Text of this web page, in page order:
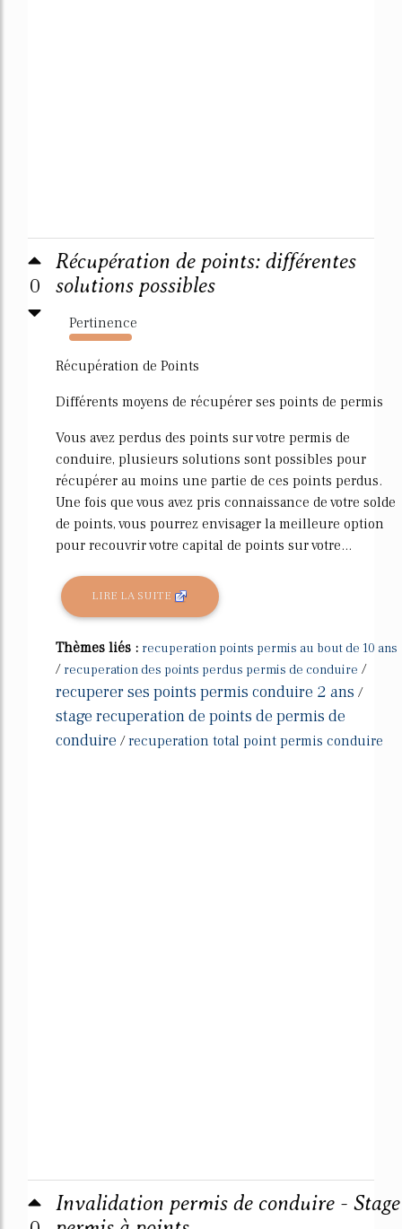
0
Récupération de points: différentes
solutions possibles
Pertinence
9631%
Récupération de Points
Différents moyens de récupérer ses points de permis
Vous avez perdus des points sur votre permis de
conduire, plusieurs solutions sont possibles pour
récupérer au moins une partie de ces points perdus.
Une fois que vous avez pris connaissance de votre solde
de points, vous pourrez envisager la meilleure option
pour recouvrir votre capital de points sur votre...
LIRE LA SUITE
Thèmes liés : recuperation points permis au bout de 10 ans
/ recuperation des points perdus permis de conduire /
recuperer ses points permis conduire 2 ans /
stage recuperation de points de permis de
conduire /recuperation total point permis conduire
Invalidation permis de conduire - Stage